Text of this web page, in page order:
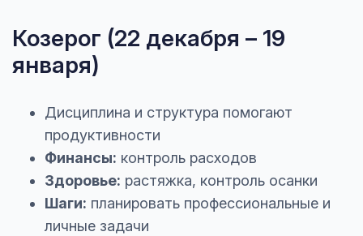
Козерог (22 декабря – 19
января)
Дисциплина и структура помогают
продуктивности
Финансы: контроль расходов
Здоровье: растяжка, контроль осанки
Шаги: планировать профессиональные и
личные задачи